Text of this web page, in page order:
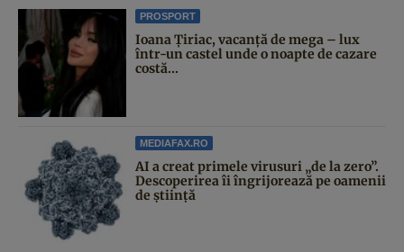
PROSPORT
Ioana Țiriac, vacanță de mega – lux
într-un castel unde o noapte de cazare
costă...
MEDIAFAX.RO
AI a creat primele virusuri „de la zero”.
Descoperirea îi îngrijorează pe oamenii
de știință